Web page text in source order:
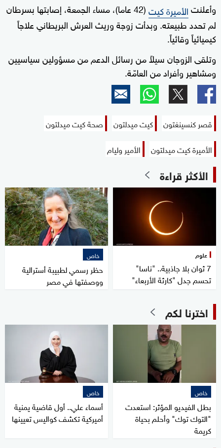
وأعلنتالأميرة كيت
(42 عاما)، مساء الجمعة، إصابتها بسرطان
لم تحدد طبيعته. وبدأت زوجة وريث العرش البريطاني علاجاً
كيميائياً وقائياً.
وتلقى الزوجان سيلاً من رسائل الدعم من مسؤولين سياسيين
ومشاهير وأفراد من العامّة.
قصر كنسينغتون كيت ميدلتون
صحة كيت ميدلتون
الأميرة كيت ميدلتون
الأمير وليام
الأكثر قراءة
علوم
7 ثوان بلا جاذبية.. "ناسا"
تحسم جدل "كارثة الأربعاء"
خاص
حظر رسمي لطبيبة أسترالية
ووصفتها في مصر
اخترنا لكم
خاص
بطل الفيديو المؤثر: استعدت
"التوك توك" وأحلم بحياة
كريمة
خاص
أسماء علي.. أول قاضية يمنية
أميركية تكشف كواليس تعيينها